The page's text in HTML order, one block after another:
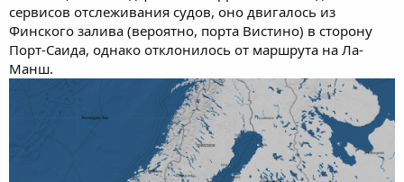
сервисов отслеживания судов, оно двигалось из
Финского залива (вероятно, порта Вистино) в сторону
Порт-Саида, однако отклонилось от маршрута на Ла-
Манш.